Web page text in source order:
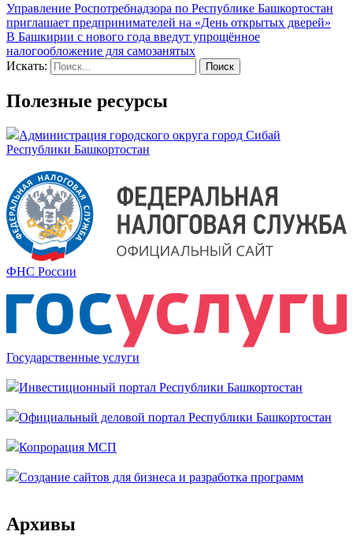
Управление Роспотребнадзора по Республике Башкортостан
приглашает предпринимателей на «День открытых дверей»
В Башкирии с нового года введут упрощённое
налогообложение для самозанятых
Искать:
Полезные ресурсы
Администрация городского округа город Сибай
Республики Башкортостан
ФНС России
Государственные услуги
Инвестиционный портал Республики Башкортостан
Официальный деловой портал Республики Башкортостан
Копрорация МСП
Создание сайтов для бизнеса и разработка программ
Архивы